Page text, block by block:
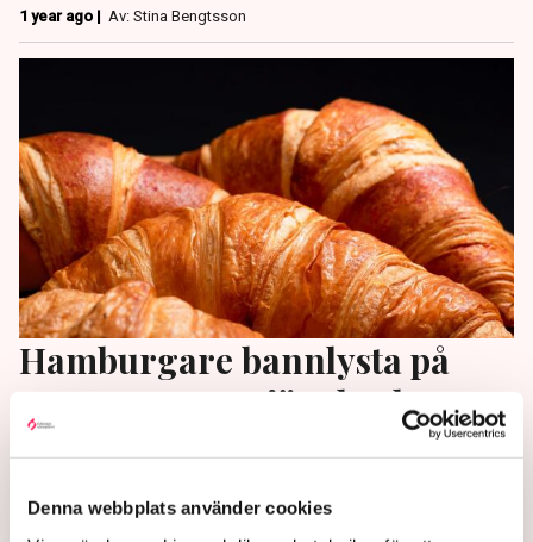
Denna webbplats använder cookies
1 year ago | Av: Stina Bengtsson
Hamburgare bannlysta på
OS-menyn – stjärnkocken
väljer snigelcroissanter
Trots att det årligen konsumeras miljardvis med
hamburgare i Frankrike, är maträtten bannlyst vid OS